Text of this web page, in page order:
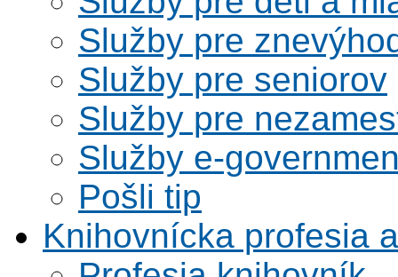
Služby pre
Služby pre seniorov
Služby pre
Služby e-
Pošli tip
Knihovnícka profesia